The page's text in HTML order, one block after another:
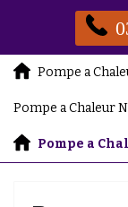
Pompe a
Pompe a Chaleur
Pompe a